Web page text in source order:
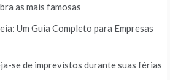
as mais famosas
Um Guia Completo para Empresas
se de imprevistos durante suas férias